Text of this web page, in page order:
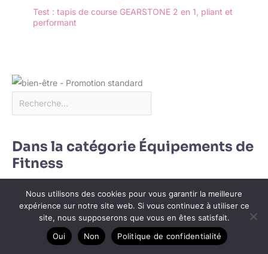
Test : tapis de course GEARSTONE 2 en 1, pliant et
performant
Dans la catégorie Équipements de
Fitness
Nous utilisons des cookies pour vous garantir la meilleure
expérience sur notre site web. Si vous continuez à utiliser ce
site, nous supposerons que vous en êtes satisfait.
Oui
Non Politique de confidentialité